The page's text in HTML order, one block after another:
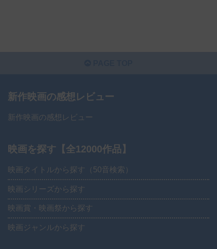
新作映画の感想レビュー
新作映画の感想レビュー
映画を探す【全12000作品】
映画タイトルから探す（50音検索）
映画シリーズから探す
映画賞・映画祭から探す
映画ジャンルから探す